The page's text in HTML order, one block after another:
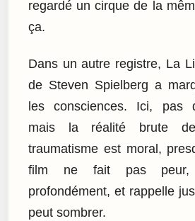
regardé un cirque de la
ça.
Dans un autre registre, La
de Steven Spielberg a
les consciences. Ici, pas
mais la réalité brute
traumatisme est moral,
film ne fait pas peur,
profondément, et rappelle
peut sombrer.